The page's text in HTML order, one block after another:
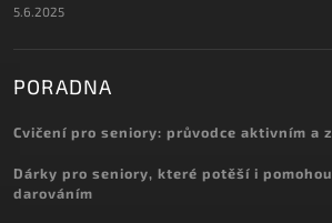
5.6.2025
PORADNA
Cvičení pro seniory: průvodce aktivním a
Dárky pro seniory, které potěší i
darováním